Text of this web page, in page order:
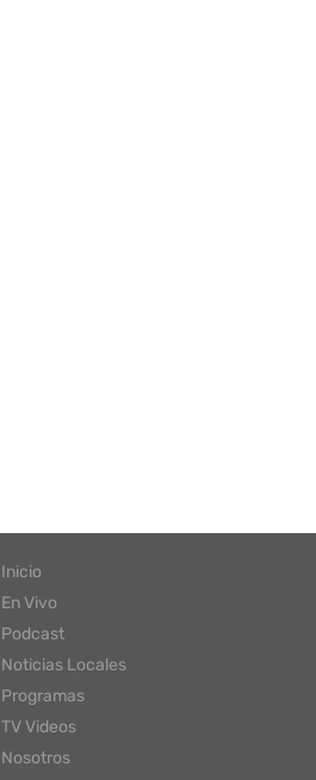
Inicio
En Vivo
Podcast
Noticias Locales
Programas
TV Videos
Nosotros